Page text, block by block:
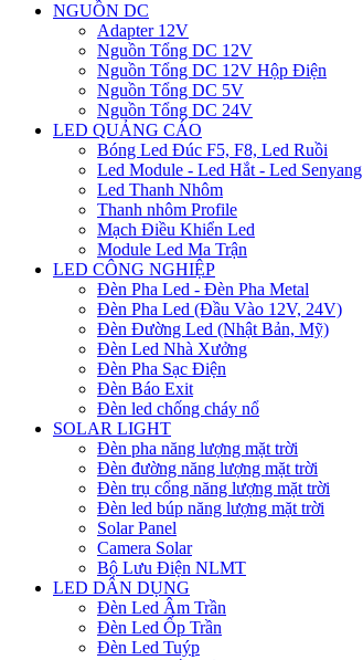
NGUỒN DC
Adapter 12V
Nguồn Tổng DC 12V
Nguồn Tổng DC 12V Hộp Điện
Nguồn Tổng DC 5V
Nguồn Tổng DC 24V
LED QUẢNG CÁO
Bóng Led Đúc F5, F8, Led Ruồi
Led Module - Led Hắt - Led Senyang
Led Thanh Nhôm
Thanh nhôm Profile
Mạch Điều Khiển Led
Module Led Ma Trận
LED CÔNG NGHIỆP
Đèn Pha Led - Đèn Pha Metal
Đèn Pha Led (Đầu Vào 12V, 24V)
Đèn Đường Led (Nhật Bản, Mỹ)
Đèn Led Nhà Xưởng
Đèn Pha Sạc Điện
Đèn Báo Exit
Đèn led chống cháy nổ
SOLAR LIGHT
Đèn pha năng lượng mặt trời
Đèn đường năng lượng mặt trời
Đèn trụ cổng năng lượng mặt trời
Đèn led búp năng lượng mặt trời
Solar Panel
Camera Solar
Bộ Lưu Điện NLMT
LED DÂN DỤNG
Đèn Led Âm Trần
Đèn Led Ốp Trần
Đèn Led Tuýp